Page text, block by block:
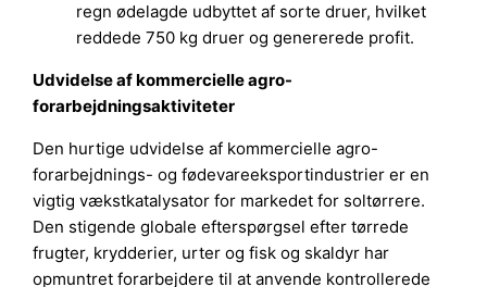
regn ødelagde udbyttet af sorte druer, hvilket
reddede 750 kg druer og genererede profit.
Udvidelse af kommercielle agro-
forarbejdningsaktiviteter
Den hurtige udvidelse af kommercielle agro-
forarbejdnings- og fødevareeksportindustrier er en
vigtig vækstkatalysator for markedet for soltørrere.
Den stigende globale efterspørgsel efter tørrede
frugter, krydderier, urter og fisk og skaldyr har
opmuntret forarbejdere til at anvende kontrollerede